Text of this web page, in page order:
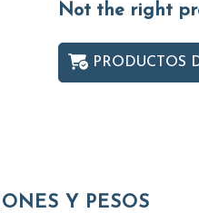
Not the right
PRODUCTOS
Y PESOS